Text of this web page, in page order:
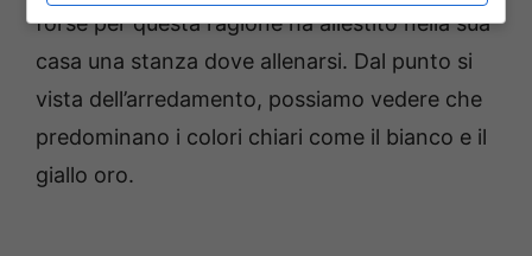
forse per questa ragione ha allestito nella sua
casa una stanza dove allenarsi. Dal punto si
vista dell’arredamento, possiamo vedere che
predominano i colori chiari come il bianco e il
giallo oro.